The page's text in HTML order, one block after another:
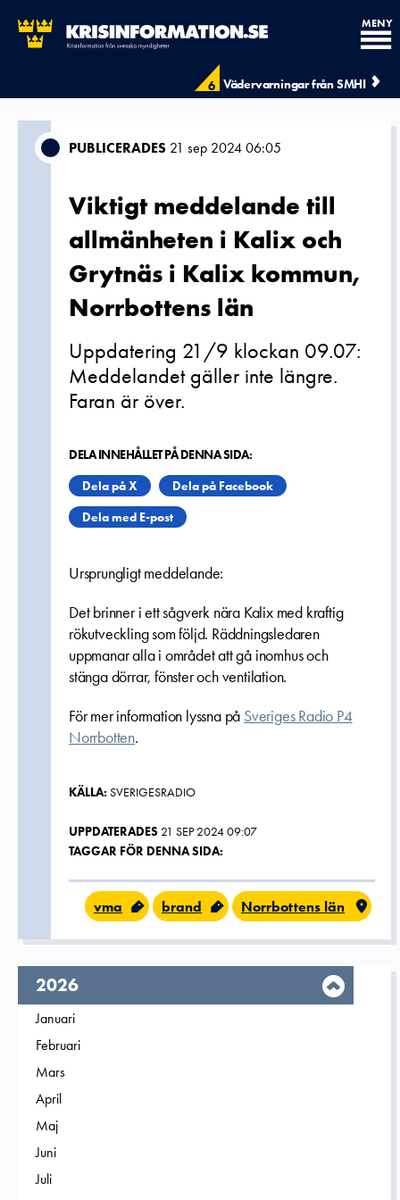
6 Vädervarningar från SMHI
MENY
PUBLICERADES 21 sep 2024 06:05
Viktigt meddelande till
allmänheten i Kalix och
Grytnäs i Kalix kommun,
Norrbottens län
Uppdatering 21/9 klockan 09.07:
Meddelandet gäller inte längre.
Faran är över.
DELA INNEHÅLLET PÅ DENNA SIDA:
Dela på X
Dela på Facebook
Dela med E-post
Ursprungligt meddelande:
Det brinner i ett sågverk nära Kalix med kraftig
rökutveckling som följd. Räddningsledaren
uppmanar alla i området att gå inomhus och
stänga dörrar, fönster och ventilation.
För mer information lyssna på Sveriges Radio P4
Norrbotten.
KÄLLA: SVERIGESRADIO
UPPDATERADES 21 SEP 2024 09:07
TAGGAR FÖR DENNA SIDA:
vma brand Norrbottens län
År,
2026
Filtrera på
Januari
Filtrera på
Februari
Filtrera på
Mars
Filtrera på
April
Filtrera på
Maj
Filtrera på
Juni
Filtrera på
Juli